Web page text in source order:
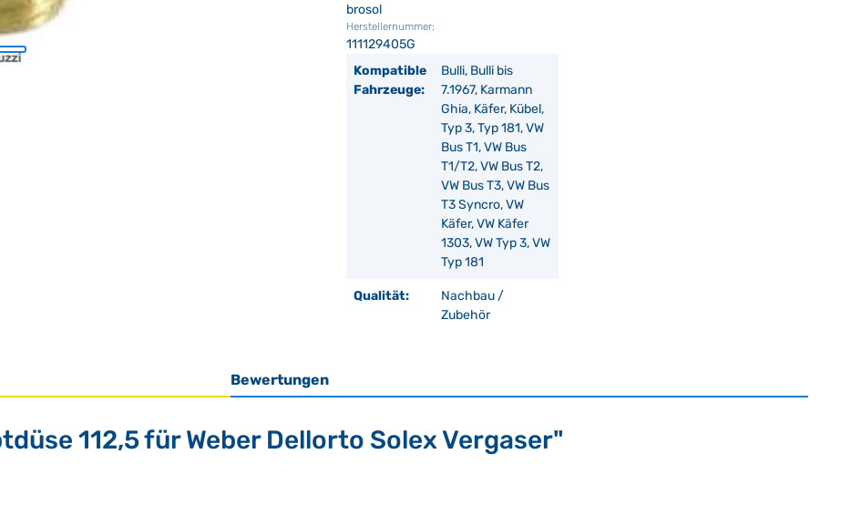
brosol
Herstellernummer:
111129405G
Kompatible
Fahrzeuge:
Bulli, Bulli bis
7.1967, Karmann
Ghia, Käfer, Kübel,
Typ 3, Typ 181, VW
Bus T1, VW Bus
T1/T2, VW Bus T2,
VW Bus T3, VW Bus
T3 Syncro, VW
Käfer, VW Käfer
1303, VW Typ 3, VW
Typ 181
Qualität:
Nachbau /
Zubehör
Bewertungen
112,5 für Weber Dellorto Solex Vergaser"